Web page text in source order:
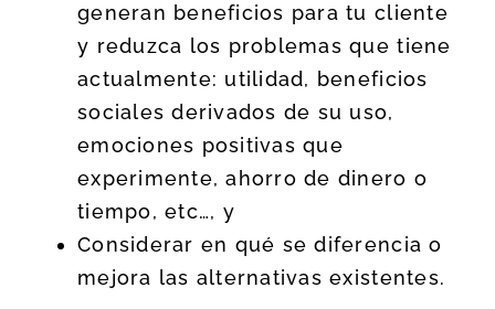
generan beneficios para tu cliente
y reduzca los problemas que tiene
actualmente: utilidad, beneficios
sociales derivados de su uso,
emociones positivas que
experimente, ahorro de dinero o
tiempo, etc…, y
Considerar en qué se diferencia o
mejora las alternativas existentes.